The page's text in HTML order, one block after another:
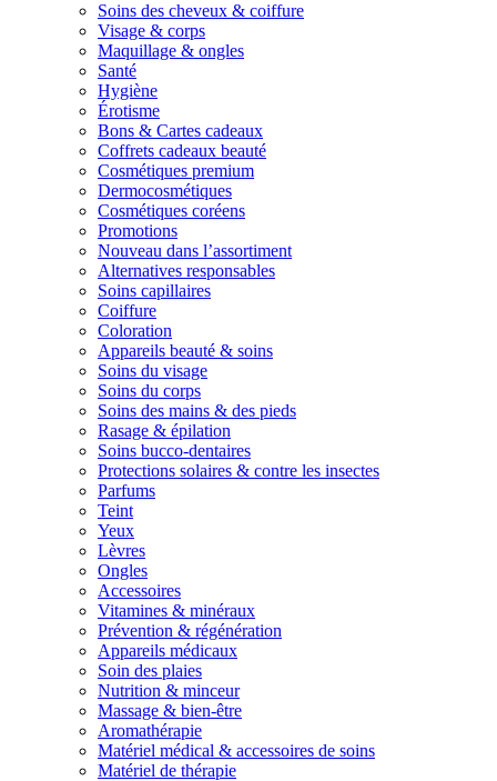
Soins des cheveux & coiffure
Visage & corps
Maquillage & ongles
Santé
Hygiène
Érotisme
Bons & Cartes cadeaux
Coffrets cadeaux beauté
Cosmétiques premium
Dermocosmétiques
Cosmétiques coréens
Promotions
Nouveau dans l’assortiment
Alternatives responsables
Soins capillaires
Coiffure
Coloration
Appareils beauté & soins
Soins du visage
Soins du corps
Soins des mains & des pieds
Rasage & épilation
Soins bucco-dentaires
Protections solaires & contre les insectes
Parfums
Teint
Yeux
Lèvres
Ongles
Accessoires
Vitamines & minéraux
Prévention & régénération
Appareils médicaux
Soin des plaies
Nutrition & minceur
Massage & bien-être
Aromathérapie
Matériel médical & accessoires de soins
Matériel de thérapie